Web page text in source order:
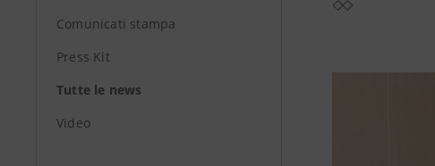
Comunicati stampa
Press Kit
Tutte le news
Video